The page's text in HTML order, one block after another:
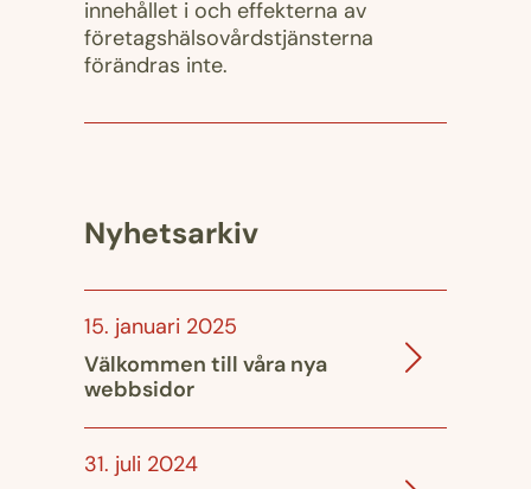
innehållet i och effekterna av
företagshälsovårdstjänsterna
förändras inte.
Nyhetsarkiv
15. januari 2025
Välkommen till våra nya
webbsidor
31. juli 2024